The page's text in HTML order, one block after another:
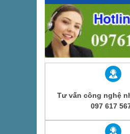
Tư vấn công nghệ
097 617